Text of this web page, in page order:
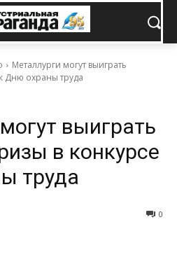
Металлурги могут выиграть
Дню охраны труда
выиграть
в конкурсе
труда
0